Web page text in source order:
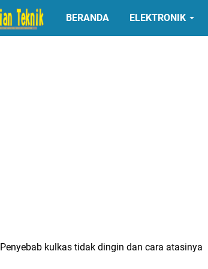
BERANDA ELEKTRONIK
Penyebab kulkas tidak dingin dan cara atasinya